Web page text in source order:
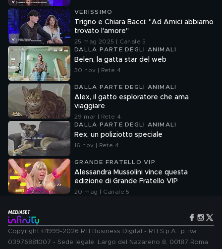
VERISSIMO
Trigno e Chiara Bacci: "Ad Amici abbiamo
trovato l'amore"
25 mag 2025 | Canale 5
DALLA PARTE DEGLI ANIMALI
Belen, la gatta star del web
30 nov | Rete 4
DALLA PARTE DEGLI ANIMALI
Alex, il gatto esploratore che ama
viaggiare
29 mar | Rete 4
DALLA PARTE DEGLI ANIMALI
Rex, un poliziotto speciale
16 nov | Rete 4
GRANDE FRATELLO VIP
Alessandra Mussolini vince questa
edizione di Grande Fratello VIP
20 mag | Canale 5
Copyright ©1999-2026 RTI Business Digital - RTI S.p.A.: p. iva
03976881007 - Sede legale: Largo del Nazareno 8, 00187 Roma.